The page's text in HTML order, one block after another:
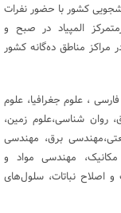
کشور با حضور نفرات
المپیاد در صبح و
واقع در مراکز مناطق ده‌گانه کشور
، علوم جغرافیا، علوم
روان شناسی،علوم ‌زمین،
برق، مهندسی
مهندسی مواد و
و اصلاح نباتات، سلول‌های